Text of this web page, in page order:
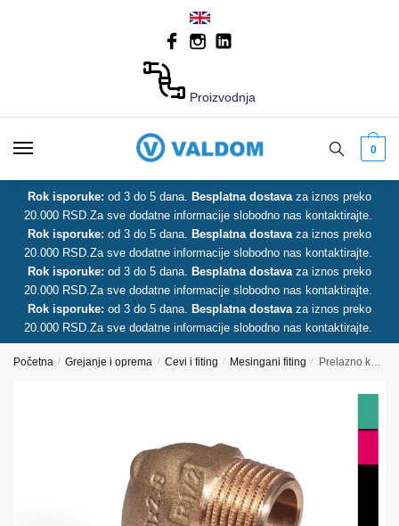
Proizvodnja
0
Rok isporuke: od 3 do 5 dana. Besplatna dostava za iznos preko
20.000 RSD. Za sve dodatne informacije slobodno nas kontaktirajte.
Rok isporuke: od 3 do 5 dana. Besplatna dostava za iznos preko
20.000 RSD. Za sve dodatne informacije slobodno nas kontaktirajte.
Rok isporuke: od 3 do 5 dana. Besplatna dostava za iznos preko
20.000 RSD. Za sve dodatne informacije slobodno nas kontaktirajte.
Rok isporuke: od 3 do 5 dana. Besplatna dostava za iznos preko
20.000 RSD. Za sve dodatne informacije slobodno nas kontaktirajte.
Početna / Grejanje i oprema / Cevi i fiting / Mesingani fiting / Prelazno koleno 20-1/2 SN RX+ RAUTITAN REHAU